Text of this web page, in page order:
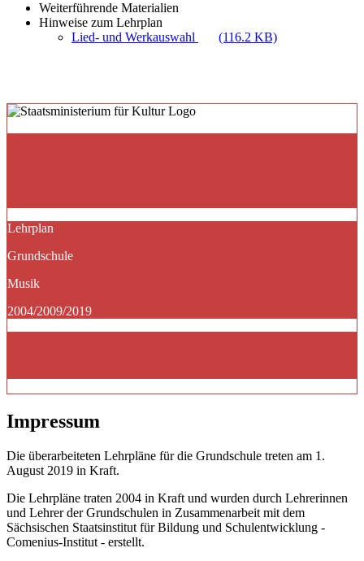
Weiterführende Materialien
Hinweise zum Lehrplan
Lied- und Werkauswahl
(116.2 KB)
Lehrplan
Grundschule
Musik
2004/2009/2019
Impressum
Die überarbeiteten Lehrpläne für die Grundschule treten am 1.
August 2019 in Kraft.
Die Lehrpläne traten 2004 in Kraft und wurden durch Lehrerinnen
und Lehrer der Grundschulen in Zusammenarbeit mit dem
Sächsischen Staatsinstitut für Bildung und Schulentwicklung -
Comenius-Institut - erstellt.